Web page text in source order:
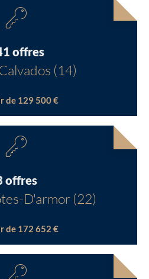
offres
(14)
de 129 500 €
offres
D'armor (22)
de 172 652 €